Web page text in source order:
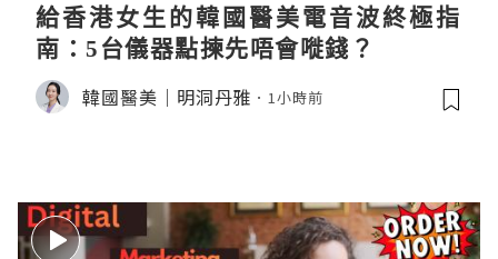
給香港女生的韓國醫美電音波終極指
南：5台儀器點揀先唔會嘥錢？
韓國醫美｜明洞丹雅 1小時前